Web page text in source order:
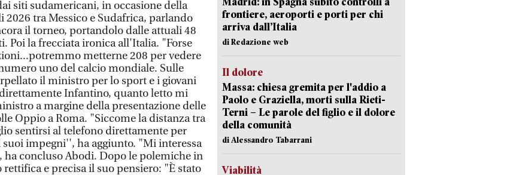
siti sudamericani, in occasione della
tra Messico e Sudafrica, parlando
il torneo, portandolo dalle attuali 48
Poi la frecciata ironica all'Italia. "Forse
metterne 208 per vedere
uno del calcio mondiale. Sulle
il ministro per lo sport e i giovani
Infantino, quanto letto mi
a margine della presentazione delle
Oppio a Roma. "Siccome la distanza tra
sentirsi al telefono direttamente per
impegni'', ha aggiunto. "Mi interessa
ha concluso Abodi. Dopo le polemiche in
e precisa il suo pensiero: "È stato
frontiere, aeroporti e porti per chi
arriva dall’Italia
di Redazione web
Il dolore
Massa: chiesa gremita per l'addio a
Paolo e Graziella, morti sulla Rieti-
Terni – Le parole del figlio e il dolore
della comunità
di Alessandro Tabarrani
Viabilità